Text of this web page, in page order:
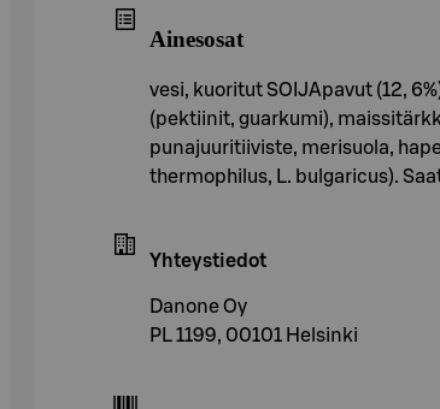
Ainesosat
vesi, kuoritut SOIJApavut (12,
(pektiinit, guarkumi),
punajuuritiiviste, merisuola,
thermophilus, L. bulgaricus).
Yhteystiedot
Danone Oy
PL 1199, 00101 Helsinki